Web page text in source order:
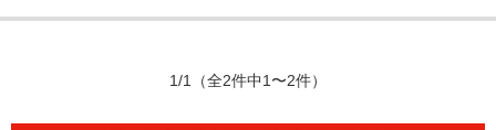
1/1 （全2件中1〜2件）